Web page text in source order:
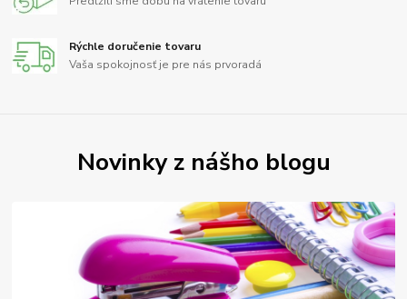
Rýchle doručenie tovaru
Vaša spokojnosť je pre nás prvoradá
Novinky z nášho blogu